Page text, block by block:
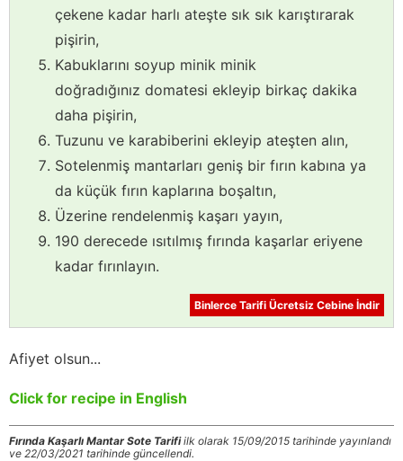
çekene kadar harlı ateşte sık sık karıştırarak
pişirin,
Kabuklarını soyup minik minik
doğradığınız domatesi ekleyip birkaç dakika
daha pişirin,
Tuzunu ve karabiberini ekleyip ateşten alın,
Sotelenmiş mantarları geniş bir fırın kabına ya
da küçük fırın kaplarına boşaltın,
Üzerine rendelenmiş kaşarı yayın,
190 derecede ısıtılmış fırında kaşarlar eriyene
kadar fırınlayın.
Binlerce Tarifi Ücretsiz Cebine İndir
Afiyet olsun...
Click for recipe in English
Fırında Kaşarlı Mantar Sote Tarifiilk olarak 15/09/2015 tarihinde yayınlandı
ve 22/03/2021 tarihinde güncellendi.